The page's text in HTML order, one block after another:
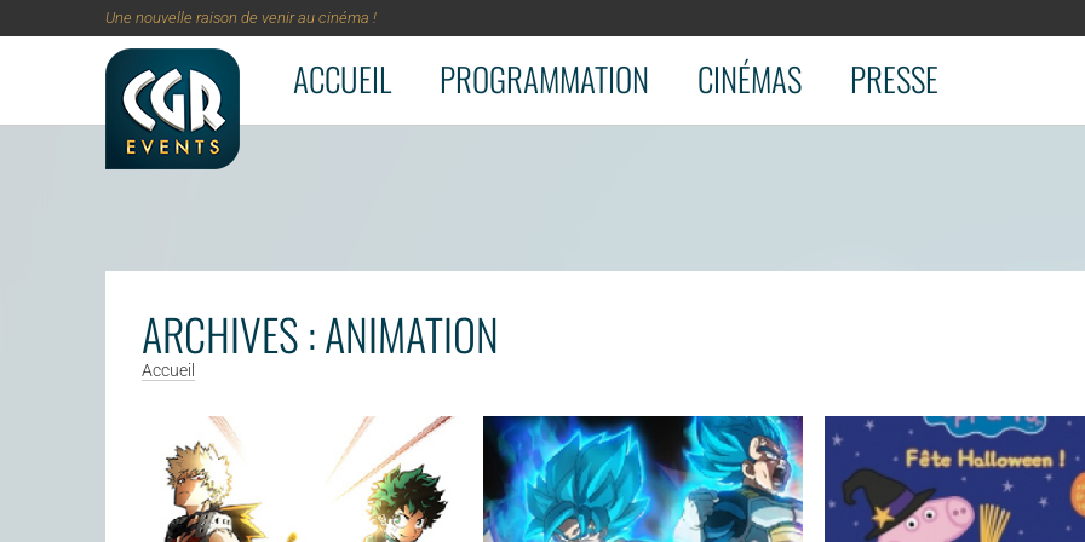
Aller au contenu principal
Une nouvelle raison de venir au cinéma !
ACCUEIL PROGRAMMATION CINÉMAS PRESSE
ARCHIVES : ANIMATION
Accueil